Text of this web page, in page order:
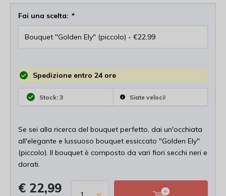
Fai una scelta: *
Spedizione entro 24 ore
Stock: 3 Siate veloci!
Se sei alla ricerca del bouquet perfetto, dai un'occhiata
all'elegante e lussuoso bouquet essiccato "Golden Ely"
(piccolo). Il bouquet è composto da vari fiori secchi neri e
dorati.
€ 22,99